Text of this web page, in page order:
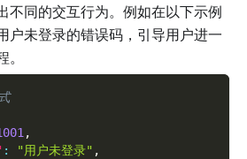
不同的交互行为。例如在以下示例
户未登录的错误码，引导用户进一
,
: "用户未登录" ,